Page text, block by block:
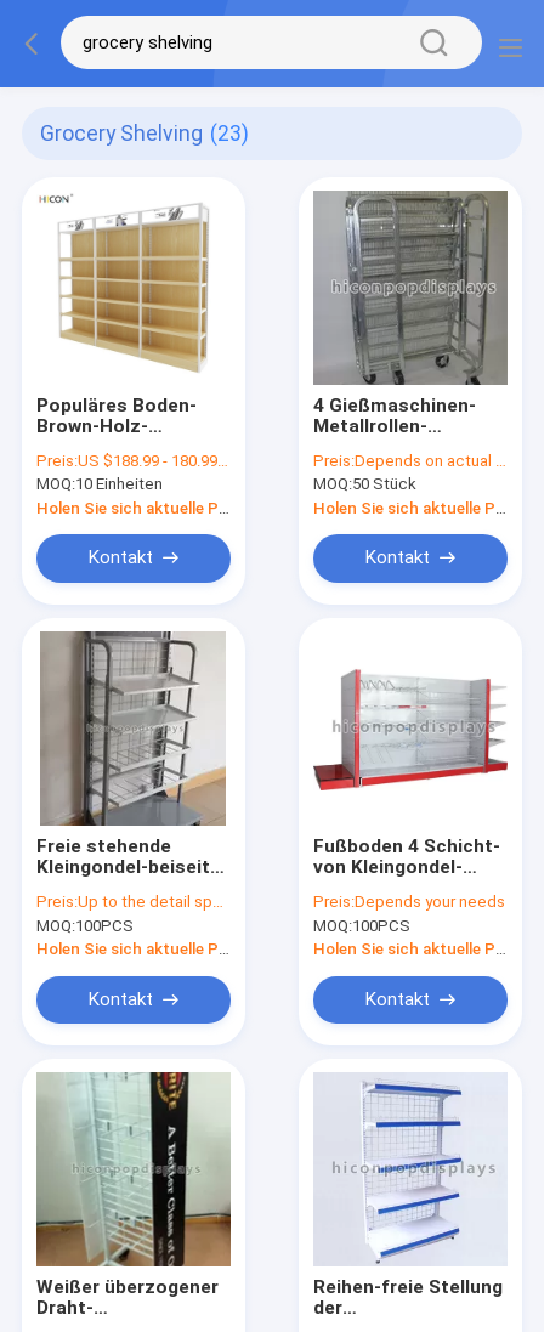
Grocery Shelving (23)
Populäres Boden-
Brown-Holz-
Lebensmittelgeschäft-
Fach für Verkauf
Preis:US $188.99 - 180.99/ Piece
MOQ:10 Einheiten
Kontakt
4 Gießmaschinen-
Metallrollen-
Gemischtwarenladen
Porducts-Förderung
Preis:Depends on actual specifications
MOQ:50 Stück
Kontakt
Freie stehende
Kleingondel-beiseite
Schicht-Werbungs-
Metallfach-Einheit
Preis:Up to the detail specification
MOQ:100PCS
Kontakt
Fußboden 4 Schicht-
von Kleingondel-
Supermarkt
Preis:Depends your needs
MOQ:100PCS
Kontakt
Weißer überzogener
Draht-
Reihen-freie Stellung
der